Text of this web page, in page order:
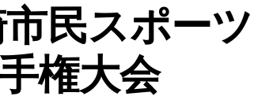
民スポーツ
権大会